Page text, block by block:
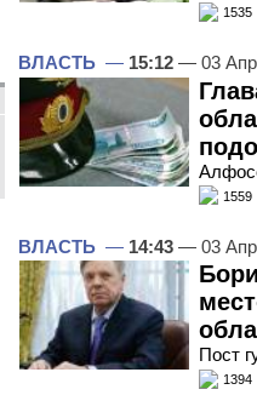
1535
ВЛАСТЬ — 15:12 — 03
1559
ВЛАСТЬ — 14:43 — 03
Пост
1394